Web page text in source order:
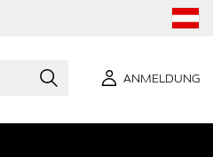
ANMELDUNG